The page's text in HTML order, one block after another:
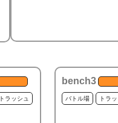
トラッシュ
bench3
バトル場 トラ